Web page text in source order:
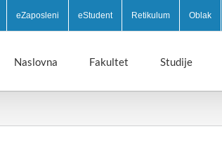
eZaposleni eStudent Retikulum Oblak
Naslovna Fakultet Studije